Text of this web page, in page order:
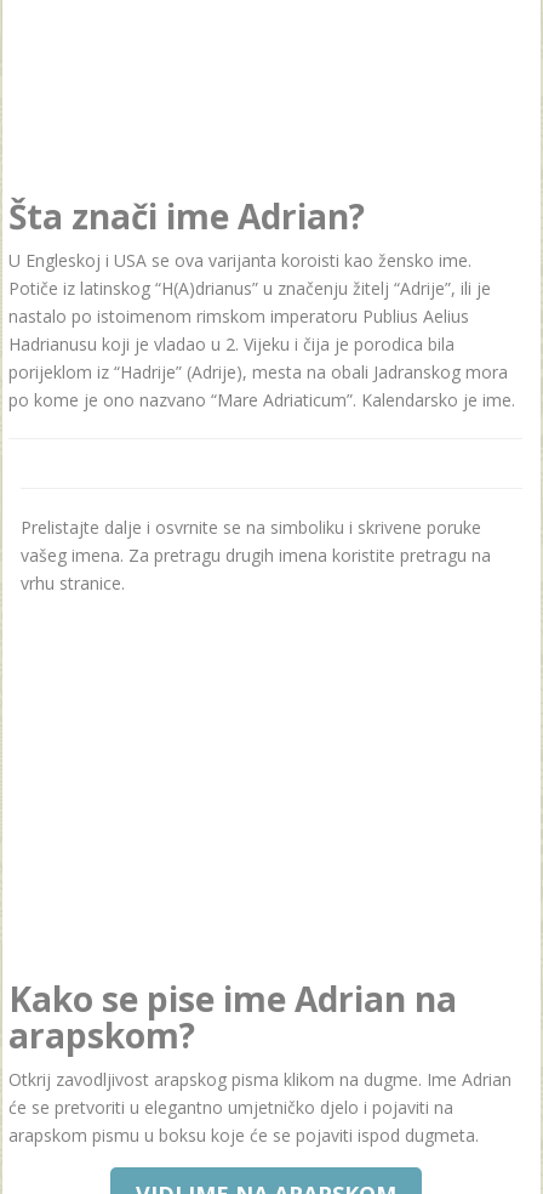
Šta znači ime Adrian?
U Engleskoj i USA se ova varijanta koroisti kao žensko ime.
Potiče iz latinskog “H(A)drianus” u značenju žitelj “Adrije”, ili je
nastalo po istoimenom rimskom imperatoru Publius Aelius
Hadrianusu koji je vladao u 2. Vijeku i čija je porodica bila
porijeklom iz “Hadrije” (Adrije), mesta na obali Jadranskog mora
po kome je ono nazvano “Mare Adriaticum”. Kalendarsko je ime.
Prelistajte dalje i osvrnite se na simboliku i skrivene poruke
vašeg imena. Za pretragu drugih imena koristite pretragu na
vrhu stranice.
Kako se pise ime Adrian na
arapskom?
Otkrij zavodljivost arapskog pisma klikom na dugme. Ime Adrian
će se pretvoriti u elegantno umjetničko djelo i pojaviti na
arapskom pismu u boksu koje će se pojaviti ispod dugmeta.